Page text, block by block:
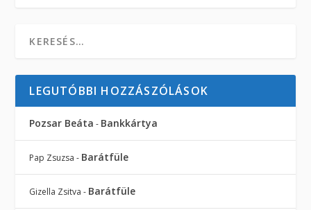
LEGUTÓBBI HOZZÁSZÓLÁSOK
Pozsar Beáta - Bankkártya
Pap Zsuzsa - Barátfüle
Gizella Zsitva - Barátfüle